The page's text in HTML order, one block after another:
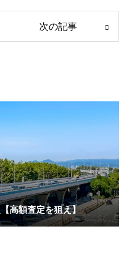
次の記事
高額査定を狙え】